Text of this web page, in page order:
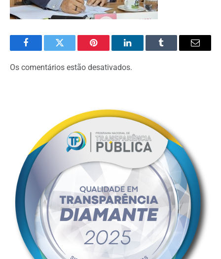
FacebookTwitter Pinterest O
LinkedIn
Tumblr
E-
Os comentários estão desativados.